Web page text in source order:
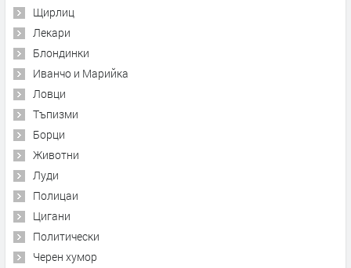
Щирлиц
Лекари
Блондинки
Иванчо и Марийка
Ловци
Тъпизми
Борци
Животни
Луди
Полицаи
Цигани
Политически
Черен хумор